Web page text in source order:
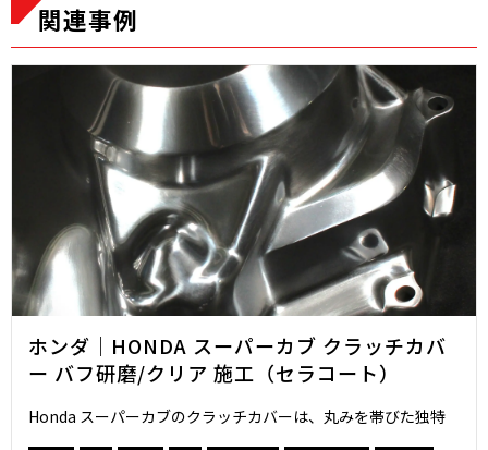
関連事例
ホンダ｜HONDA スーパーカブ クラッチカバ
ー バフ研磨/クリア 施工（セラコート）
Honda スーパーカブのクラッチカバーは、丸みを帯びた独特